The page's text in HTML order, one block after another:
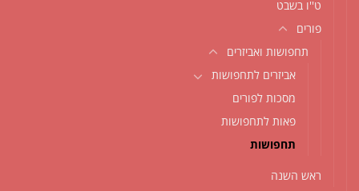
ט''ו בשבט
פורים
תחפושות ואביזרים
אביזרים לתחפושות
מסכות לפורים
פאות לתחפושות
תחפושות
ראש השנה